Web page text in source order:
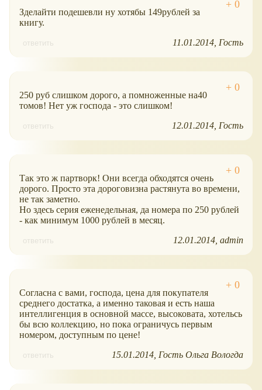
Зделайти подешевли ну хотябы 149рублей за
книгу.
ответить 11.01.2014 Гость
250 руб слишком дорого, а помноженные на40
томов! Нет уж господа - это слишком!
ответить 12.01.2014 Гость
Так это ж партворк! Они всегда обходятся очень
дорого. Просто эта дороговизна растянута во времени,
не так заметно.
Но здесь серия еженедельная, да номера по 250 рублей
- как минимум 1000 рублей в месяц.
ответить 12.01.2014 admin
Согласна с вами, господа, цена для покупателя
среднего достатка, а именно таковая и есть наша
интеллигенция в основной массе, высоковата, хотельсь
бы всю коллекцию, но пока ограничусь первым
номером, доступным по цене!
ответить 15.01.2014 Гость Ольга Вологда